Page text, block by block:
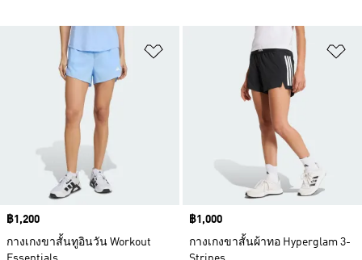
เพิ่มไปยังรายการสินค้าโปรด
Price
฿1,200
กางเกงขาสั้นทูอินวัน Workout
Price
฿1,000
กางเกงขาสั้นผ้าทอ Hyperglam 3-